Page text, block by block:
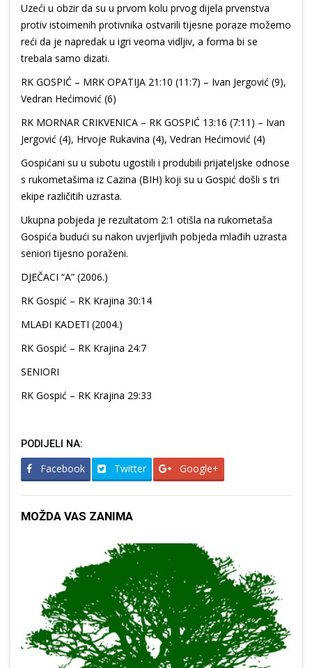
Uzeći u obzir da su u prvom kolu prvog dijela prvenstva
protiv istoimenih protivnika ostvarili tijesne poraze možemo
reći da je napredak u igri veoma vidljiv, a forma bi se
trebala samo dizati.
RK GOSPIĆ – MRK OPATIJA 21:10 (11:7) – Ivan Jergović (9),
Vedran Hećimović (6)
RK MORNAR CRIKVENICA – RK GOSPIĆ 13:16 (7:11) – Ivan
Jergović (4), Hrvoje Rukavina (4), Vedran Hećimović (4)
Gospićani su u subotu ugostili i produbili prijateljske odnose
s rukometašima iz Cazina (BIH) koji su u Gospić došli s tri
ekipe različitih uzrasta.
Ukupna pobjeda je rezultatom 2:1 otišla na rukometaša
Gospića budući su nakon uvjerljivih pobjeda mlađih uzrasta
seniori tijesno poraženi.
DJEČACI “A” (2006.)
RK Gospić – RK Krajina 30:14
MLAĐI KADETI (2004.)
RK Gospić – RK Krajina 24:7
SENIORI
RK Gospić – RK Krajina 29:33
PODIJELI NA:
Facebook Twitter Google+
MOŽDA VAS ZANIMA